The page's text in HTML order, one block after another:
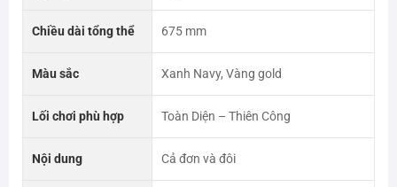
Chiều dài tổng thể 675 mm
Màu sắc Xanh Navy, Vàng gold
Lối chơi phù hợp Toàn Diện – Thiên Công
Nội dung Cả đơn và đôi